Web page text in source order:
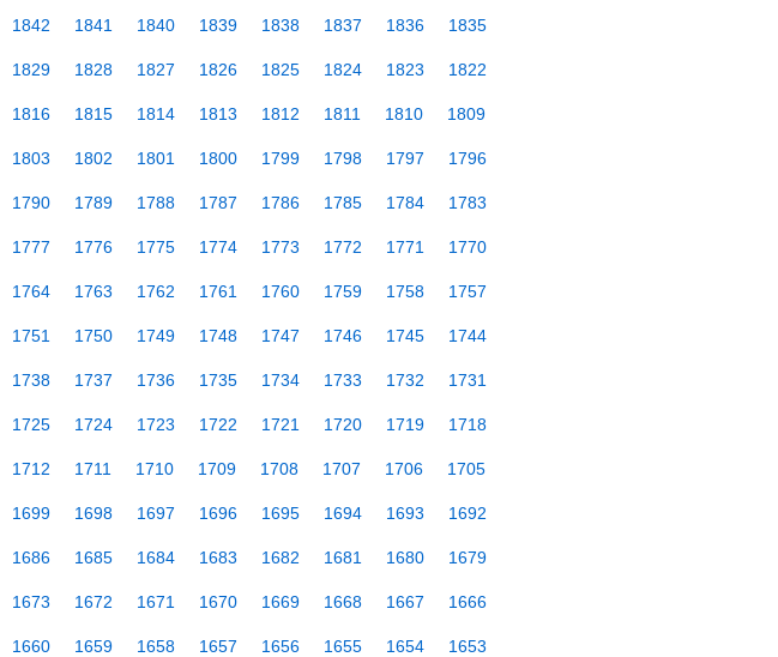
1842 1841 1840 1839 1838 1837 1836 1835
1829 1828 1827 1826 1825 1824 1823 1822
1816 1815 1814 1813 1812 1811 1810 1809
1803 1802 1801 1800 1799 1798 1797 1796
1790 1789 1788 1787 1786 1785 1784 1783
1777 1776 1775 1774 1773 1772 1771 1770
1764 1763 1762 1761 1760 1759 1758 1757
1751 1750 1749 1748 1747 1746 1745 1744
1738 1737 1736 1735 1734 1733 1732 1731
1725 1724 1723 1722 1721 1720 1719 1718
1712 1711 1710 1709 1708 1707 1706 1705
1699 1698 1697 1696 1695 1694 1693 1692
1686 1685 1684 1683 1682 1681 1680 1679
1673 1672 1671 1670 1669 1668 1667 1666
1660 1659 1658 1657 1656 1655 1654 1653